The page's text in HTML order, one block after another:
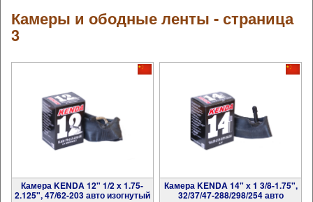
Камеры и ободные ленты - страница
3
Камера KENDA 12" 1/2 х 1.75-
2.125", 47/62-203 авто изогнутый
Камера KENDA 14" х 1 3/8-1.75",
32/37/47-288/298/254 авто